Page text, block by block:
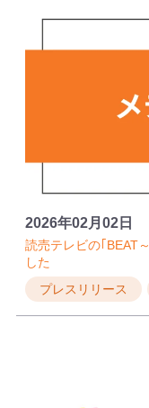
プレスリリース
読売テレビの｢BEAT
した
2026年02月02日